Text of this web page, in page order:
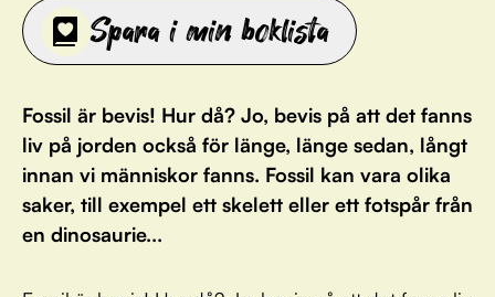
Spara i min boklista
Fossil är bevis! Hur då? Jo, bevis på att det fanns
liv på jorden också för länge, länge sedan, långt
innan vi människor fanns. Fossil kan vara olika
saker, till exempel ett skelett eller ett fotspår från
en dinosaurie...